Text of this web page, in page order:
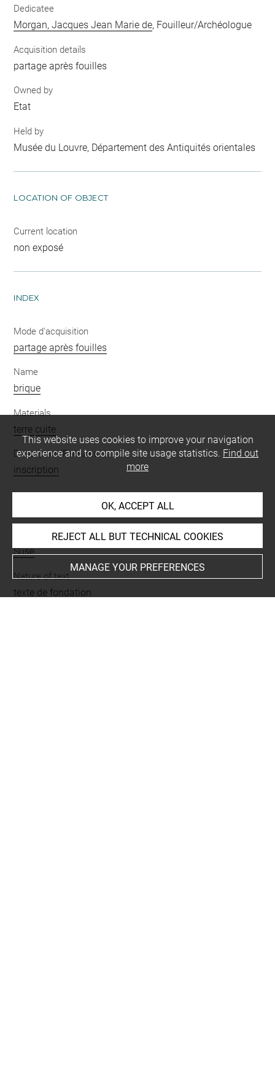
Dedicatee
Morgan, Jacques Jean Marie de, Fouilleur/Archéologue
Acquisition details
partage après fouilles
Owned by
Etat
Held by
Musée du Louvre, Département des Antiquités orientales
LOCATION OF OBJECT
Current location
non exposé
INDEX
Mode d'acquisition
partage après fouilles
Name
brique
Materials
terre cuite
Description/Features
inscription
Language
Suse
Nature of text
texte de fondation
This website uses cookies to improve your navigation
experience and to compile site usage statistics. Find out
more
OK, ACCEPT ALL
REJECT ALL BUT TECHNICAL COOKIES
MANAGE YOUR PREFERENCES